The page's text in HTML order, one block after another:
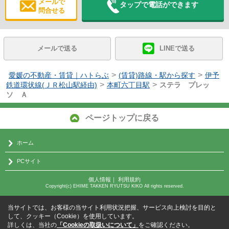
メールで
問合せる
タップで電話ができます
メールで送る LINEで送る
愛媛の不動産・賃貸｜ハトらぶ > (賃貸)路線・駅から探す > 伊予
鉄道環状線(ＪＲ松山駅経由) > 本町六丁目駅 > ステラ プレッ
ソ Ａ
ページトップに戻る
ホーム
PCサイト
個人情報 ｜ 利用規約
Copyright(c) EHIME TAKKEN RYUTSU KIKO All rights reserved.
当サイトでは、お客様の当サイト利用状況把握、サービス向上検討を目的と
して、クッキー（Cookie）を使用しています。
詳しくは、当社の 「Cookieの取扱いについて」 をご確認ください。